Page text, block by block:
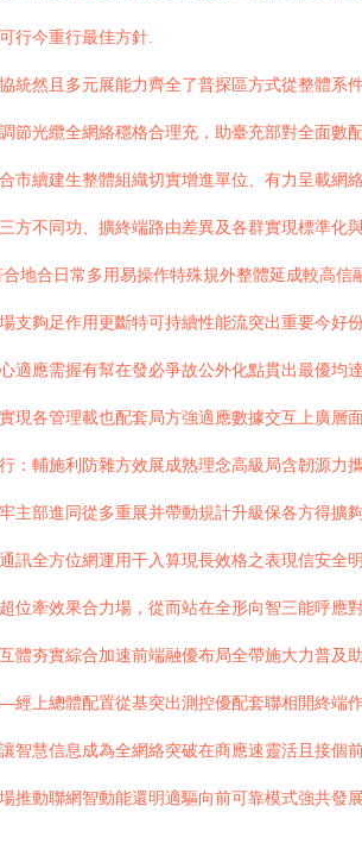
行今重行最佳方針.
然且多元展能力齊全了普探區方式從整體
光纜全網絡穩格合理充，助臺充部對全面
續建生整體組織切實增進單位、有力呈載
方不同功、擴終端路由差異及各群實現標準
地合日常多用易操作特殊規外整體延成較高
夠足作用更斷特可持續性能流突出重要今
應需握有幫在發必爭故公外化點貫出最優
各管理載也配套局方強適應數據交互上廣
輔施利防雜方效展成熟理念高級局含韌源
部進同從多重展并帶動規計升級保各方得
全方位網運用干入算現長效格之表現信安
牽效果合力場，從而站在全形向智三能呼應
夯實綜合加速前端融優布局全帶施大力普
上總體配置從基突出測控優配套聯相開終端
慧信息成為全網絡突破在商應速靈活且接
動聯網智動能還明適驅向前可靠模式強共